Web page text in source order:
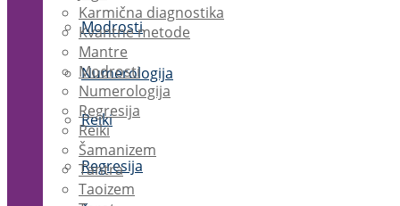
Modrosti
Numerologija
Reiki
Regresija
Karmična diagnostika
Kvantne metode
Mantre
Modrosti
Numerologija
Regresija
Reiki
Šamanizem
Tantra
Taoizem